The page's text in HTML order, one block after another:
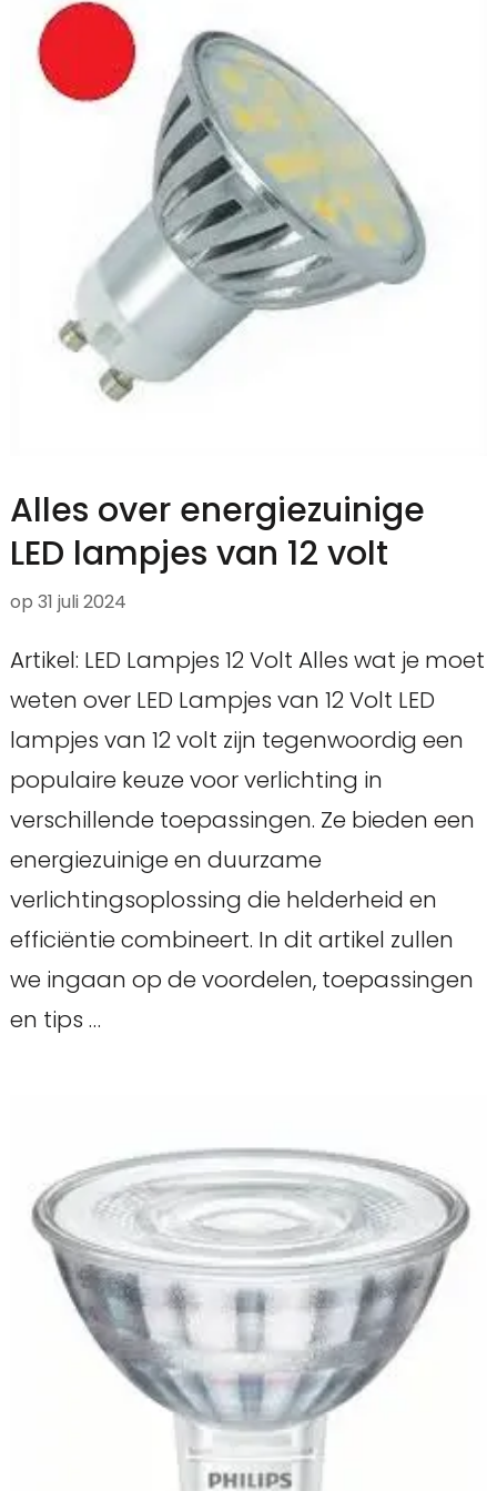
Alles over energiezuinige
LED lampjes van 12 volt
op 31 juli 2024
Artikel: LED Lampjes 12 Volt Alles wat je moet
weten over LED Lampjes van 12 Volt LED
lampjes van 12 volt zijn tegenwoordig een
populaire keuze voor verlichting in
verschillende toepassingen. Ze bieden een
energiezuinige en duurzame
verlichtingsoplossing die helderheid en
efficiëntie combineert. In dit artikel zullen
we ingaan op de voordelen, toepassingen
en tips …